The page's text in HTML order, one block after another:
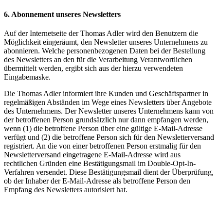
6. Abonnement unseres Newsletters
Auf der Internetseite der Thomas Adler wird den Benutzern die
Möglichkeit eingeräumt, den Newsletter unseres Unternehmens zu
abonnieren. Welche personenbezogenen Daten bei der Bestellung
des Newsletters an den für die Verarbeitung Verantwortlichen
übermittelt werden, ergibt sich aus der hierzu verwendeten
Eingabemaske.
Die Thomas Adler informiert ihre Kunden und Geschäftspartner in
regelmäßigen Abständen im Wege eines Newsletters über Angebote
des Unternehmens. Der Newsletter unseres Unternehmens kann von
der betroffenen Person grundsätzlich nur dann empfangen werden,
wenn (1) die betroffene Person über eine gültige E-Mail-Adresse
verfügt und (2) die betroffene Person sich für den Newsletterversand
registriert. An die von einer betroffenen Person erstmalig für den
Newsletterversand eingetragene E-Mail-Adresse wird aus
rechtlichen Gründen eine Bestätigungsmail im Double-Opt-In-
Verfahren versendet. Diese Bestätigungsmail dient der Überprüfung,
ob der Inhaber der E-Mail-Adresse als betroffene Person den
Empfang des Newsletters autorisiert hat.